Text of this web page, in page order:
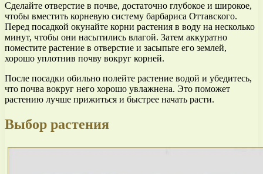
Сделайте отверстие в почве, достаточно глубокое и широкое,
чтобы вместить корневую систему барбариса Оттавского.
Перед посадкой окунайте корни растения в воду на несколько
минут, чтобы они насытились влагой. Затем аккуратно
поместите растение в отверстие и засыпьте его землей,
хорошо уплотнив почву вокруг корней.
После посадки обильно полейте растение водой и убедитесь,
что почва вокруг него хорошо увлажнена. Это поможет
растению лучше прижиться и быстрее начать расти.
Выбор растения